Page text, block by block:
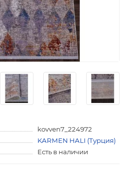
kovven7_224972
KARMEN HALI (Турция)
Есть в наличии